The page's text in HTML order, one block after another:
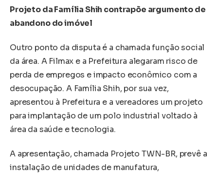
Projeto da Família Shih contrapõe argumento de
abandono do imóvel
Outro ponto da disputa é a chamada função social
da área. A Filmax e a Prefeitura alegaram risco de
perda de empregos e impacto econômico com a
desocupação. A Família Shih, por sua vez,
apresentou à Prefeitura e a vereadores um projeto
para implantação de um polo industrial voltado à
área da saúde e tecnologia.
A apresentação, chamada Projeto TWN-BR, prevê a
instalação de unidades de manufatura,